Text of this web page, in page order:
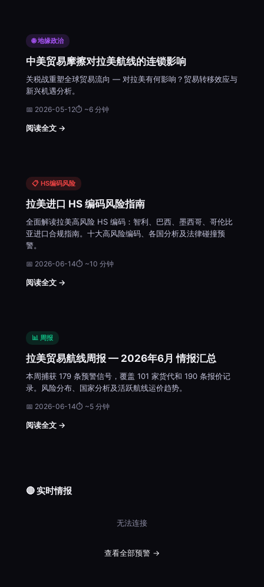
🌐 地缘政治
中美贸易摩擦对拉美航线的连锁影响
关税战重塑全球贸易流向 — 对拉美有何影响？贸易转移效应与
新兴机遇分析。
📅 2026-05-12⏱ ~6 分钟
阅读全文 →
📋 HS编码风险
拉美进口 HS 编码风险指南
全面解读拉美高风险 HS 编码：智利、巴西、墨西哥、哥伦比
亚进口合规指南。十大高风险编码、各国分析及法律碰撞预
警。
📅 2026-06-14⏱ ~10 分钟
阅读全文 →
📊 周报
拉美贸易航线周报 — 2026年6月 情报汇总
本周捕获 179 条预警信号，覆盖 101 家货代和 190 条报价记
录。风险分布、国家分析及活跃航线运价趋势。
📅 2026-06-14⏱ ~5 分钟
阅读全文 →
🔴 实时情报
无法连接
查看全部预警 →